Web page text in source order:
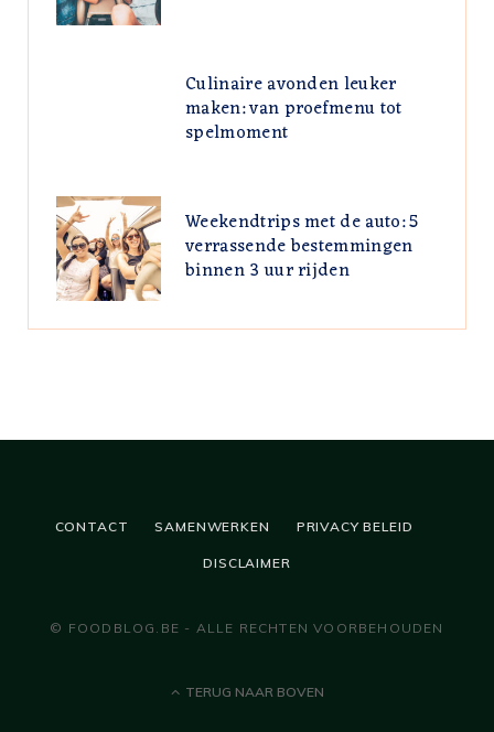
Culinaire avonden leuker
maken: van proefmenu tot
spelmoment
Weekendtrips met de auto: 5
verrassende bestemmingen
binnen 3 uur rijden
CONTACT SAMENWERKEN PRIVACY BELEID
DISCLAIMER
© FOODBLOG.BE - ALLE RECHTEN VOORBEHOUDEN
TERUG NAAR BOVEN